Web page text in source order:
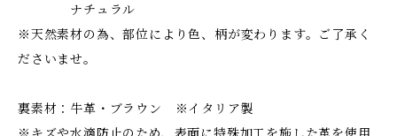
ナチュラル
※天然素材の為、部位により色、柄が変わります。ご了承く
ださいませ。
裏素材：牛革・ブラウン ※イタリア製